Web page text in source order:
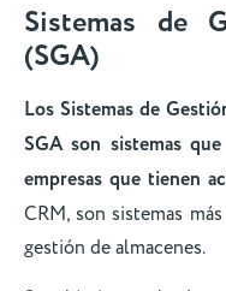
Sistemas de
(SGA)
Los Sistemas de
SGA son sistemas
empresas que tienen
CRM, son sistemas
gestión de almacenes.